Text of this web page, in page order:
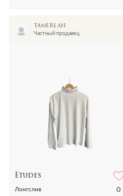
tamerlan
Частный продавец
Etudes
0
Лонгслив